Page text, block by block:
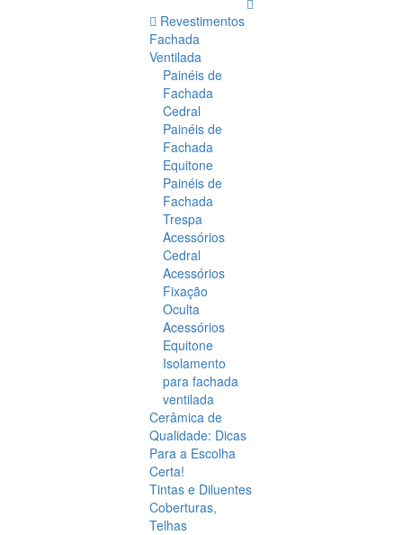
Revestimentos
Fachada
Ventilada
Painéis de
Fachada
Cedral
Painéis de
Fachada
Equitone
Painéis de
Fachada
Trespa
Acessórios
Cedral
Acessórios
Fixação
Oculta
Acessórios
Equitone
Isolamento
para fachada
ventilada
Cerâmica de
Qualidade: Dicas
Para a Escolha
Certa!
Tintas e Diluentes
Coberturas,
Telhas